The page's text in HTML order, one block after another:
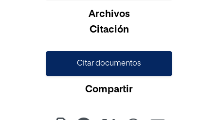
Archivos
Citación
Citar documentos
Compartir